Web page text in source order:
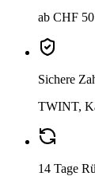
ab CHF 50
Sichere
TWINT,
14 Tage